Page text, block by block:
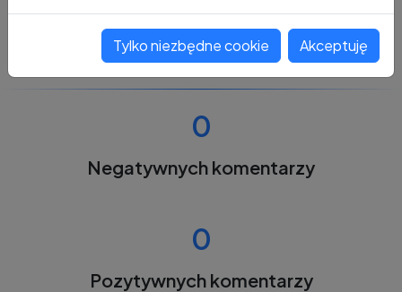
0
Negatywnych komentarzy
0
Pozytywnych komentarzy
Tylko niezbędne cookie Akceptuję